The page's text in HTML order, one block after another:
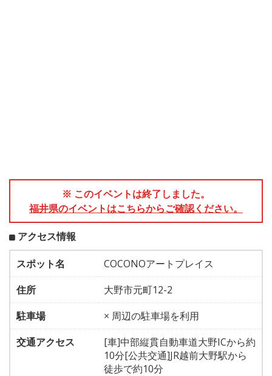
※ このイベントは終了しました。
福井県のイベントはこちらからご確認ください。
アクセス情報
スポット名
COCONOアートプレイス
住所
大野市元町12-2
駐車場
× 周辺の駐車場を利用
交通アクセス
[車]中部縦貫自動車道大野ICから約
10分[公共交通]JR越前大野駅から
徒歩で約10分